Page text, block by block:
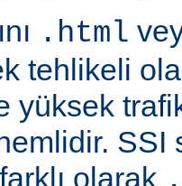
.html
tehlikeli
yüksek
SSI
olarak